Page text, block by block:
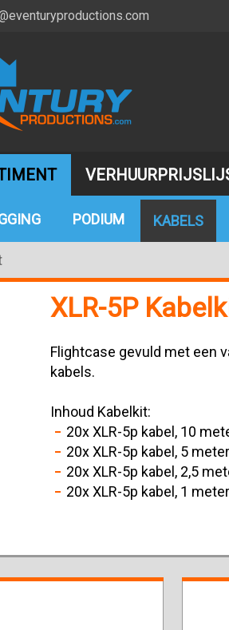
PODIUM KABELS
XLR-5P
Flightcase gevuld met een
kabels.
Inhoud Kabelkit:
20x XLR-5p kabel, 10
20x XLR-5p kabel, 5 meter
20x XLR-5p kabel, 2,5
20x XLR-5p kabel, 1 meter